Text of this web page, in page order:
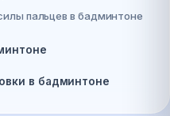
пальцев в бадминтоне
в бадминтоне